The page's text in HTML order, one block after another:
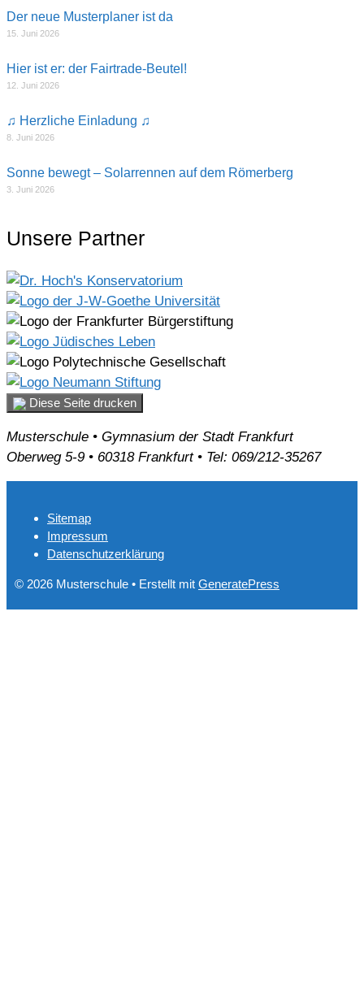
Der neue Musterplaner ist da
15. Juni 2026
Hier ist er: der Fairtrade-Beutel!
12. Juni 2026
♫ Herzliche Einladung ♫
8. Juni 2026
Sonne bewegt – Solarrennen auf dem Römerberg
3. Juni 2026
Unsere Partner
Diese Seite drucken
Musterschule • Gymnasium der Stadt Frankfurt
Oberweg 5-9 • 60318 Frankfurt • Tel: 069/212-35267
Sitemap
Impressum
Datenschutzerklärung
© 2026 Musterschule • Erstellt mit GeneratePress